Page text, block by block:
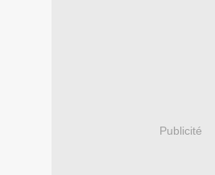
Publicité